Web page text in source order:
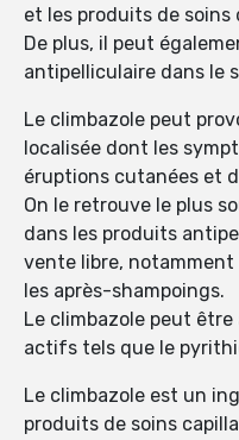
et les produits de soins
De plus, il peut
antipelliculaire dans le
Le climbazole peut
localisée dont les
éruptions cutanées et
On le retrouve le plus
dans les produits
vente libre, notamment
les après-shampoings.
Le climbazole peut
actifs tels que le
Le climbazole est un
produits de soins